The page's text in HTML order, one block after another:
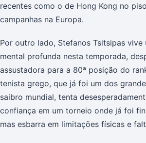
recentes como o de Hong Kong no
campanhas na Europa.
Por outro lado, Stefanos Tsitsipas vive
mental profunda nesta temporada,
assustadora para a 80ª posição do
tenista grego, que já foi um dos
saibro mundial, tenta
confiança em um torneio onde já foi
mas esbarra em limitações físicas e